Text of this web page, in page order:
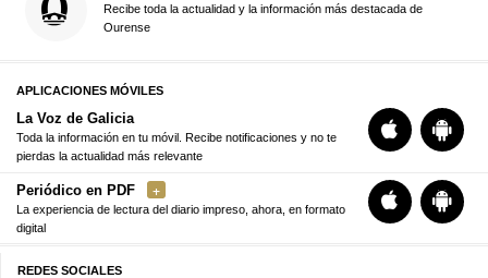
Recibe toda la actualidad y la información más destacada de
Ourense
APLICACIONES MÓVILES
La Voz de Galicia
Toda la información en tu móvil. Recibe notificaciones y no te
pierdas la actualidad más relevante
Periódico en PDF
La experiencia de lectura del diario impreso, ahora, en formato
digital
REDES SOCIALES